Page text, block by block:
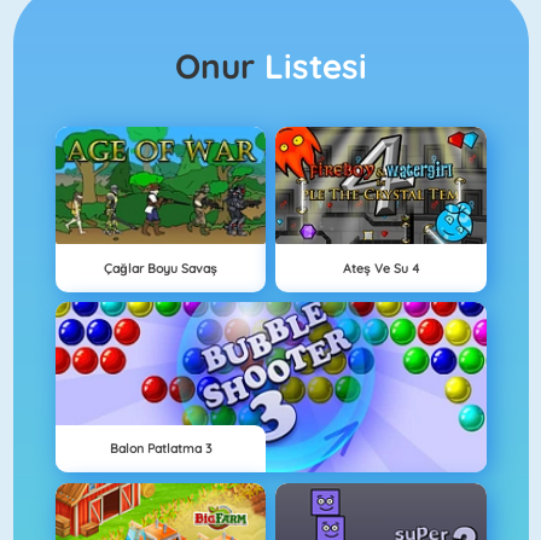
Onur Listesi
Çağlar Boyu Savaş Ateş Ve Su 4
Balon Patlatma 3